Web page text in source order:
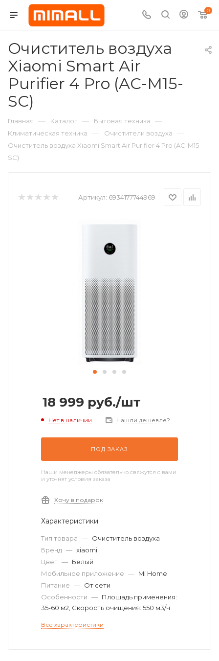
0
Очиститель воздуха
Xiaomi Smart Air
Purifier 4 Pro (AC-M15-
SC)
Главная — Каталог — Бытовая техника —
Климатическая техника — Очистители воздуха —
Очиститель воздуха Xiaomi Smart Air Purifier 4 Pro (AC-M15-
SC)
Артикул: 6934177744969
18 999 руб./шт
Нет в наличии Нашли дешевле?
ПОД ЗАКАЗ
Наши менеджеры обязательно свяжутся с вами
и уточнят условия заказа
Хочу в подарок
Характеристики
Тип товара — Очиститель воздуха
Бренд — xiaomi
Цвет — Белый
Мобильное приложение — Mi Home
Питание — От сети
Особенности — Площадь применения:
35-60 м2, Скорость очищения: 550 м3/ч
Все характеристики